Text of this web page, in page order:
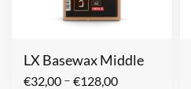
LX Basewax Middle
€32,00 – €128,00